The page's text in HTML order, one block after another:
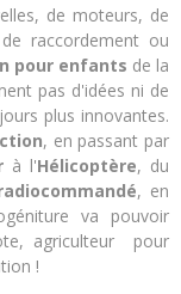
de moteurs, de
raccordement ou
pour enfants de la
pas d'idées ni de
plus innovantes.
, en passant par
à l'Hélicoptère, du
, en
va pouvoir
agriculteur pour
!